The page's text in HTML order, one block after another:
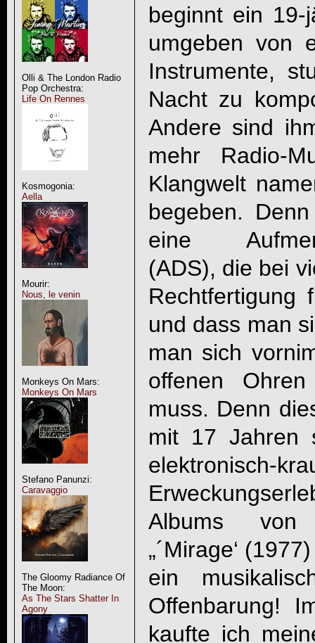
Olli & The London Radio
Pop Orchestra:
Life On Rennes
Kosmogonia:
Aella
Mourir:
Nous, le venin
Monkeys On Mars:
Monkeys On Mars
Stefano Panunzi:
Caravaggio
The Gloomy Radiance Of
The Moon:
As The Stars Shatter In
Agony
beginnt ein 19-
umgeben von
Instrumente,
Nacht zu
Andere sind
mehr Radio-
Klangwelt
begeben.
eine
(ADS), die bei
Rechtfertigung
und dass man
man sich
offenen
muss. Denn
mit 17 Jahren
elektronisch-
Albums von
„´Mirage‘
ein
Offenbarung!
kaufte ich